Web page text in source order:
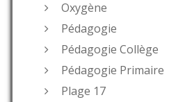
Oxygène
Pédagogie
Pédagogie Collège
Pédagogie Primaire
Plage 17